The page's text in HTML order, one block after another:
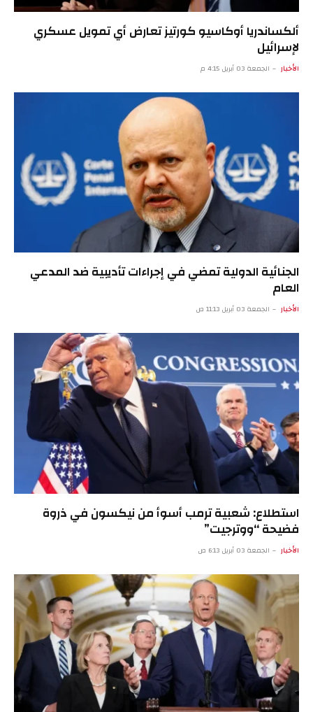
ألكساندريا أوكاسيو كورتيز تعارض أي تمويل عسكري
لإسرائيل
الأخبار الجمعة 03 أبريل 4:15 م
الجنائية الدولية تمضي في إجراءات تأديبية ضد المدعي
العام
الأخبار الجمعة 03 أبريل 11:13 ص
استطلاع: شعبية ترمب أسوأ من نيكسون في ذروة
فضيحة “ووترجيت”
الأخبار الجمعة 03 أبريل 6:13 ص